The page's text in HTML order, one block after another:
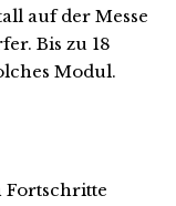
auf der Messe
Bis zu 18
Modul.
Fortschritte